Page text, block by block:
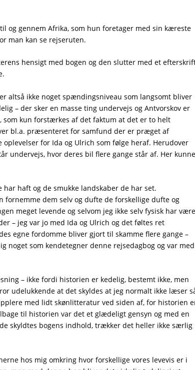
og gennem Afrika, som hun foretager med sin kæreste
man kan se rejseruten.
hensigt med bogen og den slutter med et
altså ikke noget spændingsniveau som langsomt bliver
– der sker en masse ting undervejs og Antvorskov er
kun forstærkes af det faktum at det er to helt
bl.a. præsenteret for samfund der er præget af
for Ida og Ulrich som følge heraf. Herudover
undervejs, hvor deres bil flere gange står af. Her
haft og de smukke landskaber de har set.
dem selv og dufte de forskellige dufte og
meget levende og selvom jeg ikke selv fysisk har
– jeg var jo med Ida og Ulrich og det føltes ret
egne fordomme bliver gjort til skamme flere gange –
som kendetegner denne rejsedagbog og var med
– ikke fordi historien er kedelig, bestemt ikke, men
udelukkende at det skyldes at jeg normalt ikke læser
med lidt skønlitteratur ved siden af, for historien
til historien var det et glædeligt gensyn og med en
skyldtes bogens indhold, trækker det heller ikke særlig
hos mig omkring hvor forskellige vores levevis er i